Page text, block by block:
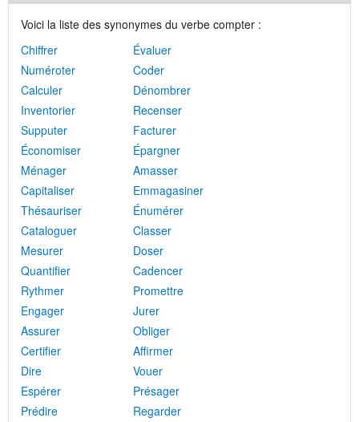
Voici la liste des synonymes du verbe compter :
Chiffrer
Évaluer
Numéroter
Coder
Calculer
Dénombrer
Inventorier
Recenser
Supputer
Facturer
Économiser
Épargner
Ménager
Amasser
Capitaliser
Emmagasiner
Thésauriser
Énumérer
Cataloguer
Classer
Mesurer
Doser
Quantifier
Cadencer
Rythmer
Promettre
Engager
Jurer
Assurer
Obliger
Certifier
Affirmer
Dire
Vouer
Espérer
Présager
Prédire
Regarder